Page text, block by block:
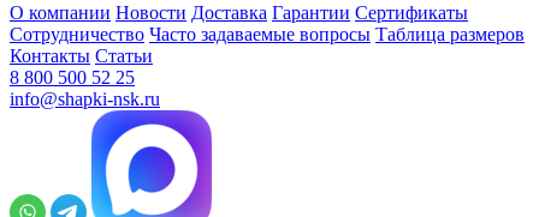
О компании Новости Доставка Гарантии Сертификаты
Сотрудничество Часто задаваемые вопросы Таблица размеров
Контакты Статьи
8 800 500 52 25
info@shapki-nsk.ru